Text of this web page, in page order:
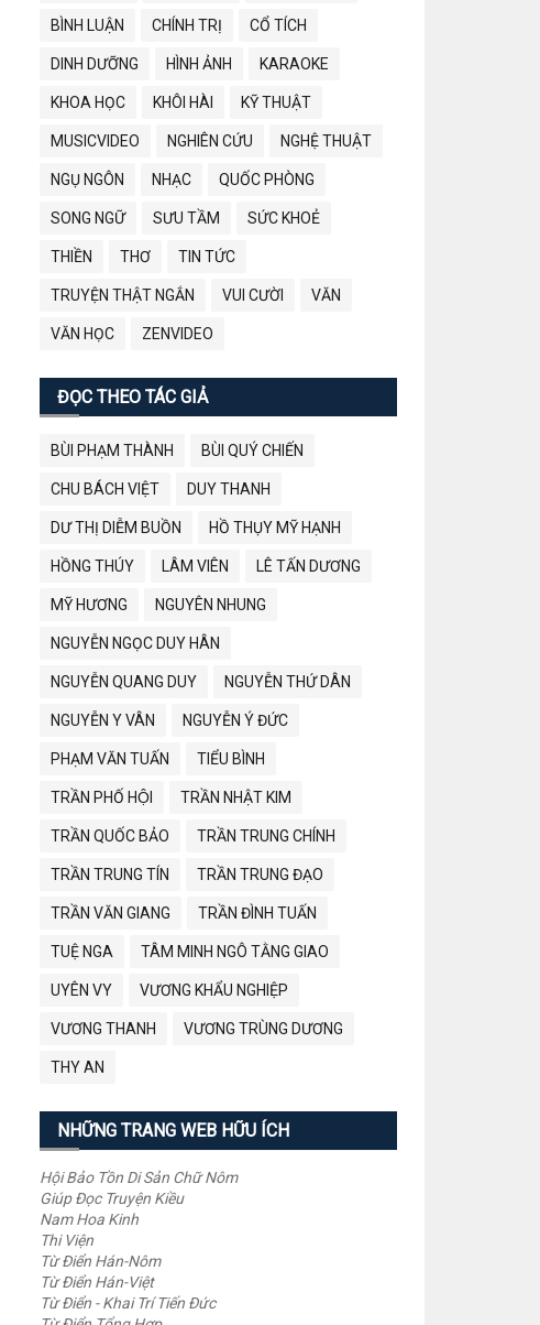
BÌNH LUẬN CHÍNH TRỊ CỔ TÍCH
DINH DƯỠNG HÌNH ẢNH KARAOKE
KHOA HỌC KHÔI HÀI KỸ THUẬT
MUSICVIDEO NGHIÊN CỨU NGHỆ THUẬT
NGỤ NGÔN NHẠC QUỐC PHÒNG
SONG NGỮ SƯU TẦM SỨC KHOẺ
THIỀN THƠ TIN TỨC
TRUYỆN THẬT NGẮN VUI CƯỜI VĂN
VĂN HỌC ZENVIDEO
ĐỌC THEO TÁC GIẢ
BÙI PHẠM THÀNH BÙI QUÝ CHIẾN
CHU BÁCH VIỆT DUY THANH
DƯ THỊ DIỄM BUỒN HỒ THỤY MỸ HẠNH
HỒNG THÚY LÂM VIÊN LÊ TẤN DƯƠNG
MỸ HƯƠNG NGUYÊN NHUNG
NGUYỄN NGỌC DUY HÂN
NGUYỄN QUANG DUY NGUYỄN THỨ DÂN
NGUYỄN Y VÂN NGUYỄN Ý ĐỨC
PHẠM VĂN TUẤN TIỂU BÌNH
TRẦN PHỐ HỘI TRẦN NHẬT KIM
TRẦN QUỐC BẢO TRẦN TRUNG CHÍNH
TRẦN TRUNG TÍN TRẦN TRUNG ĐẠO
TRẦN VĂN GIANG TRẦN ĐÌNH TUẤN
TUỆ NGA TÂM MINH NGÔ TẰNG GIAO
UYÊN VY VƯƠNG KHẨU NGHIỆP
VƯƠNG THANH VƯƠNG TRÙNG DƯƠNG
THY AN
NHỮNG TRANG WEB HỮU ÍCH
Hội Bảo Tồn Di Sản Chữ Nôm
Giúp Đọc Truyện Kiều
Nam Hoa Kinh
Thi Viện
Từ Điển Hán-Nôm
Từ Điển Hán-Việt
Từ Điển - Khai Trí Tiến Đức